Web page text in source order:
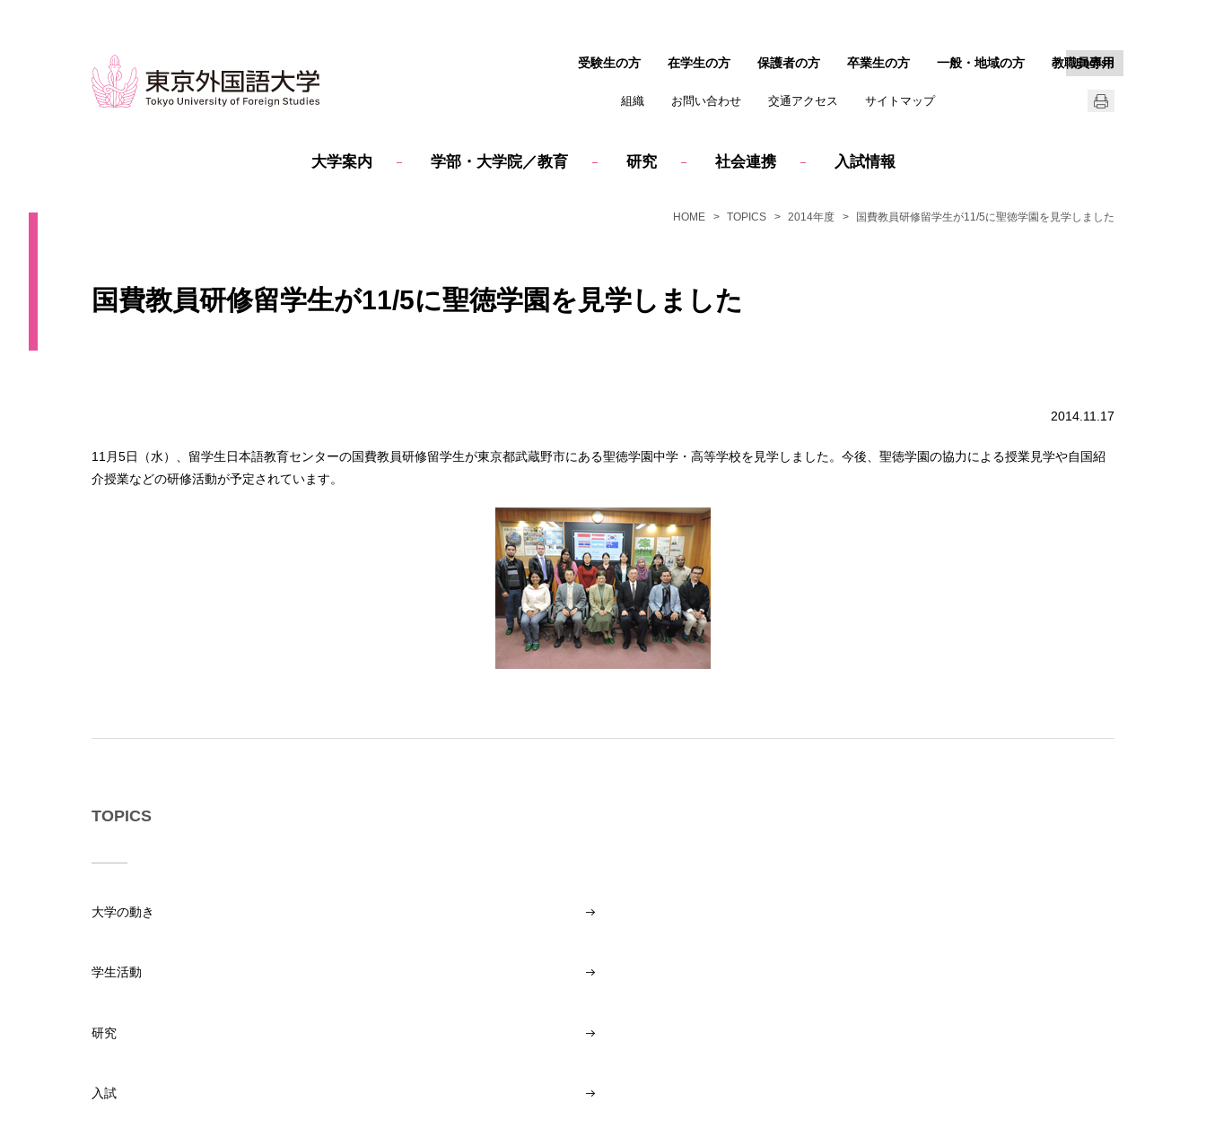
English
大学案内 学部・大学院／教育 研究 社会連携 入試情報
組織 お問い合わせ 交通アクセス サイトマップ
受験生の方 在学生の方 保護者の方 卒業生の方 一般・地域の方 教職員専用
HOME TOPICS 2014年度 国費教員研修留学生が11/5に聖徳学園を見学しました
国費教員研修留学生が11/5に聖徳学園を見学しました
2014.11.17
11月5日（水）、留学生日本語教育センターの国費教員研修留学生が東京都武蔵野市にある聖徳学園中学・高等学校を見学しました。今後、聖徳学園の協力による授業見学や自国紹
介授業などの研修活動が予定されています。
TOPICS
大学の動き
学生活動
研究
入試